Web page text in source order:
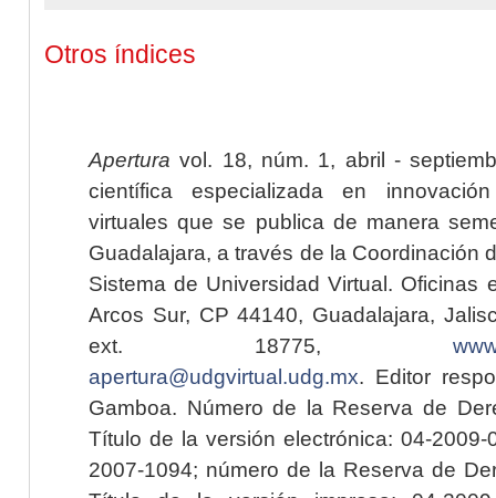
Otros índices
Apertura vol. 18, núm. 1, abril -
científica especializada en
virtuales que se publica de manera
Guadalajara, a través de la Coordinación
Sistema de Universidad Virtual. Oficinas
Arcos Sur, CP 44140, Guadalajara,
ext. 18775,
apertura@udgvirtual.udg.mx. Editor
Gamboa. Número de la Reserva de
Título de la versión electrónica: 04-2009-
2007-1094; número de la Reserva de